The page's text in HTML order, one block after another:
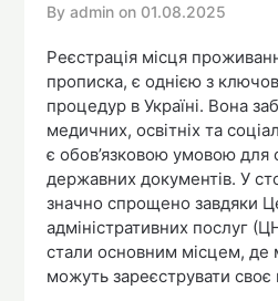
By admin on 01.08.2025
Реєстрація місця
прописка, є однією з
процедур в Україні. Вона
медичних, освітніх та
є обов’язковою умовою для
державних документів. У
значно спрощено завдяки
адміністративних послуг
стали основним місцем, де
можуть зареєструвати